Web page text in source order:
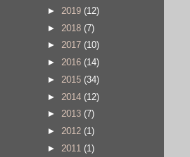
► 2019 (12)
► 2018 (7)
► 2017 (10)
► 2016 (14)
► 2015 (34)
► 2014 (12)
► 2013 (7)
► 2012 (1)
► 2011 (1)